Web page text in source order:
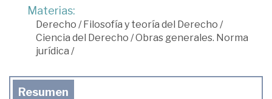
Materias:
Derecho /Filosofía y teoría del Derecho /
Ciencia del Derecho /Obras generales. Norma
jurídica /
Resumen